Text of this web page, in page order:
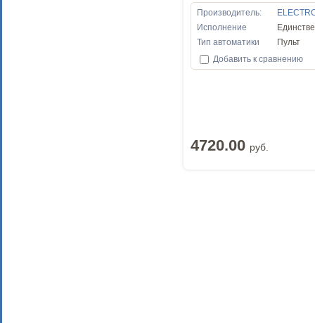
Производитель:
Исполнение
Тип автоматики
Пульт
Добавить к сравнению
4720.00 руб.